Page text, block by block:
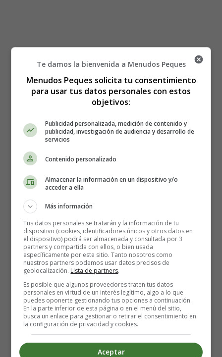
Está aquí:
Recursos Educativos
Secundaria
Grafomotricidad
Estrella - Fichas de grafomotricidad
Estrella - Fichas de
grafomotricidad
Ficha didáctica para imprimir de
grafomotricidad.
Para imprimir la ficha, es mejor guardarla primero en el
ordenador.
Ficha grafomotricidad 49 - Repasar la estrella.
Te damos la bienvenida a Menudos Peques
Menudos Peques solicita tu consentimiento
para usar tus datos personales con estos
objetivos:
Publicidad personalizada, medición de contenido y
publicidad, investigación de audiencia y desarrollo de
servicios
Contenido personalizado
Almacenar la información en un dispositivo y/o
acceder a ella
Más información
Tus datos personales se tratarán y la información de tu
dispositivo (cookies, identificadores únicos y otros datos en
el dispositivo) podrá ser almacenada y consultada por 3
partners y compartida con ellos, o bien usada
específicamente por este sitio. Tanto nosotros como
nuestros partners podemos usar datos precisos de
geolocalización. Lista de partners.
Es posible que algunos proveedores traten tus datos
personales en virtud de un interés legítimo, algo a lo que
puedes oponerte gestionando tus opciones a continuación.
En la parte inferior de esta página o en el menú del sitio,
busca un enlace para gestionar o retirar el consentimiento en
la configuración de privacidad y cookies.
Aceptar